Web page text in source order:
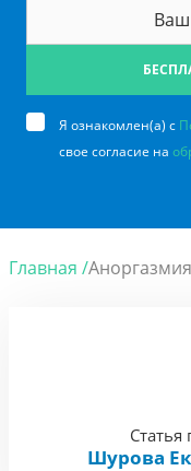
Я ознакомлен(а) с
свое согласие на
Главная /Аноргазмия
Статья
Шурова